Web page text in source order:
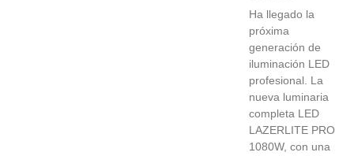
Ha llegado la
próxima
generación de
iluminación LED
profesional. La
nueva luminaria
completa LED
LAZERLITE PRO
1080W, con una